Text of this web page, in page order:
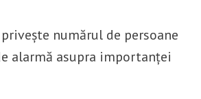
numărul de persoane
alarmă asupra importanței